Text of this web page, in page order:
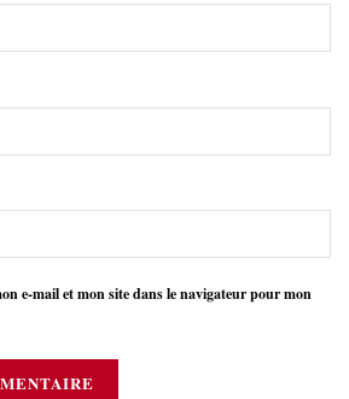
e-mail et mon site dans le navigateur pour mon